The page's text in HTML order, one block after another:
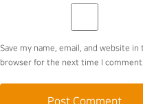
Save my name, email, and website in
browser for the next time I comment.